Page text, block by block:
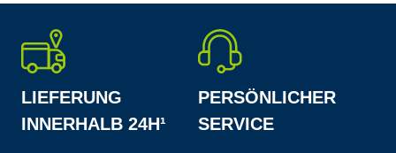
LIEFERUNG
INNERHALB 24H¹
PERSÖNLICHER
SERVICE